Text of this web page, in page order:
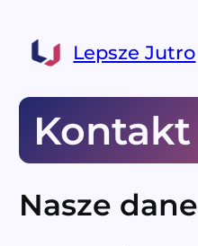
treści
Lepsze Jutro
Kontakt
Nasze dane